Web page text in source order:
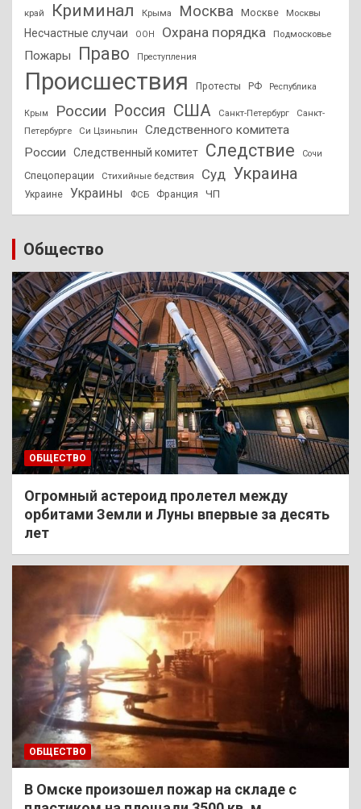
край Криминал Крыма Москва Москве Москвы
Несчастные случаи ООН Охрана порядка Подмосковье
Пожары Право Преступления
Происшествия Протесты РФ Республика
Крым России Россия США Санкт-Петербург
Санкт-
Петербурге
Си Цзиньпин
Следственного комитета
России
Следственный комитет Следствие Сочи
Спецоперации Стихийные бедствия Суд Украина
Украине Украины ФСБ Франция ЧП
Общество
ОБЩЕСТВО
Огромный астероид пролетел между
орбитами Земли и Луны впервые за десять
лет
ОБЩЕСТВО
В Омске произошел пожар на складе с